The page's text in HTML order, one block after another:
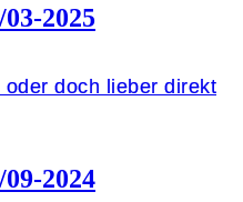
2025
doch lieber direkt
2024